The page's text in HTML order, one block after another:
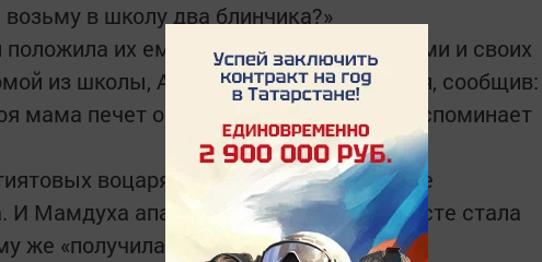
в школу два блинчика?»
их ему в сумку. Сын угостил ими и своих
из школы, Альберт обрадовал и меня, сообщив:
мама печет очень вкусные блины», - вспоминает
воцаряются порядок, уют, везде
И Мамдуха апа уже в немолодом возрасте стала
же «получила» сразу девятерых детей!